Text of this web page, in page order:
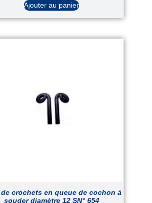
Ajouter au panier
de crochets en queue de cochon à
souder diamètre 12 SN° 654